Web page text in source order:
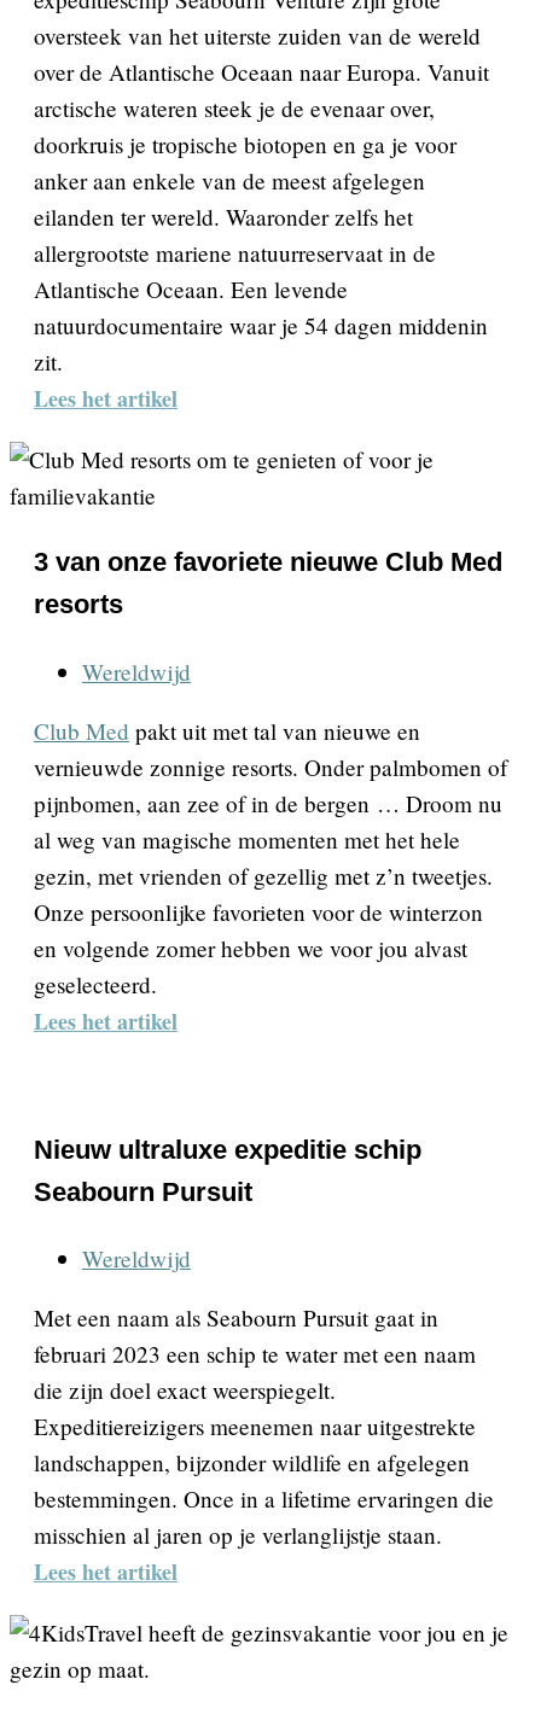
oversteek van het uiterste zuiden van de wereld
over de Atlantische Oceaan naar Europa. Vanuit
arctische wateren steek je de evenaar over,
doorkruis je tropische biotopen en ga je voor
anker aan enkele van de meest afgelegen
eilanden ter wereld. Waaronder zelfs het
allergrootste mariene natuurreservaat in de
Atlantische Oceaan. Een levende
natuurdocumentaire waar je 54 dagen middenin
zit.
Lees het artikel
3 van onze favoriete nieuwe Club Med
resorts
Wereldwijd
Club Med pakt uit met tal van nieuwe en
vernieuwde zonnige resorts. Onder palmbomen of
pijnbomen, aan zee of in de bergen … Droom nu
al weg van magische momenten met het hele
gezin, met vrienden of gezellig met z’n tweetjes.
Onze persoonlijke favorieten voor de winterzon
en volgende zomer hebben we voor jou alvast
geselecteerd.
Lees het artikel
Nieuw ultraluxe expeditie schip
Seabourn Pursuit
Wereldwijd
Met een naam als Seabourn Pursuit gaat in
februari 2023 een schip te water met een naam
die zijn doel exact weerspiegelt.
Expeditiereizigers meenemen naar uitgestrekte
landschappen, bijzonder wildlife en afgelegen
bestemmingen. Once in a lifetime ervaringen die
misschien al jaren op je verlanglijstje staan.
Lees het artikel